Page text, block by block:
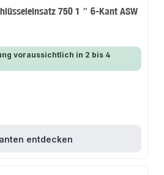
750 1 ″ 6-Kant ASW
voraussichtlich in 2 bis 4
entdecken